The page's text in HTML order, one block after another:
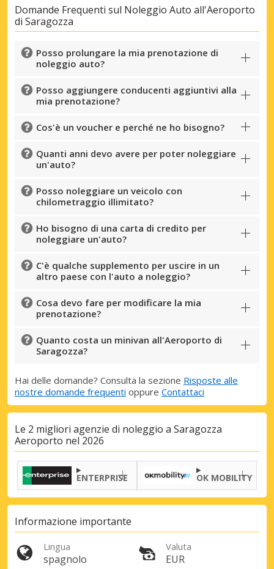
Sconti speciali
Accedi alle offerte esclusive dei nostri
fornitori
Accedi con eLink
Domande Frequenti sul Noleggio Auto all'Aeroporto
di Saragozza
Posso prolungare la mia prenotazione di
noleggio auto?
Posso aggiungere conducenti aggiuntivi alla
mia prenotazione?
Cos'è un voucher e perché ne ho bisogno?
Quanti anni devo avere per poter noleggiare
un'auto?
Posso noleggiare un veicolo con
chilometraggio illimitato?
Ho bisogno di una carta di credito per
noleggiare un'auto?
C'è qualche supplemento per uscire in un
altro paese con l'auto a noleggio?
Cosa devo fare per modificare la mia
prenotazione?
Quanto costa un minivan all'Aeroporto di
Saragozza?
Hai delle domande? Consulta la sezione Risposte alle
nostre domande frequenti oppure Contattaci
Le 2 migliori agenzie di noleggio a Saragozza
Aeroporto nel 2026
ENTERPRISE OK MOBILITY
Informazione importante
Lingua
spagnolo
Valuta
EUR